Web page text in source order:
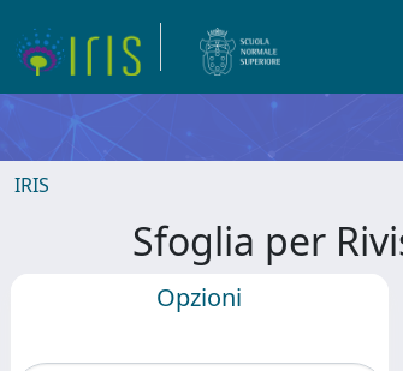
IRIS
Sfoglia per
Opzioni